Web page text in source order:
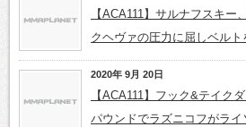
【ACA111】サルナフスキ
クヘヴァの圧力に屈しベルト
2020年 9月 20日
【ACA111】フック&テイク
パウンドでラズニコフがラ